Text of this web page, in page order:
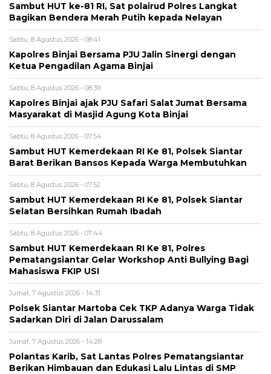
Sambut HUT ke-81 RI, Sat polairud Polres Langkat
Bagikan Bendera Merah Putih kepada Nelayan
Sabtu, 8 Agustus 2026 - 08:41
Kapolres Binjai Bersama PJU Jalin Sinergi dengan
Ketua Pengadilan Agama Binjai
Sabtu, 8 Agustus 2026 - 08:39
Kapolres Binjai ajak PJU Safari Salat Jumat Bersama
Masyarakat di Masjid Agung Kota Binjai
Sabtu, 8 Agustus 2026 - 07:54
Sambut HUT Kemerdekaan RI Ke 81, Polsek Siantar
Barat Berikan Bansos Kepada Warga Membutuhkan
Sabtu, 8 Agustus 2026 - 07:52
Sambut HUT Kemerdekaan RI Ke 81, Polsek Siantar
Selatan Bersihkan Rumah Ibadah
Sabtu, 8 Agustus 2026 - 07:44
Sambut HUT Kemerdekaan RI Ke 81, Polres
Pematangsiantar Gelar Workshop Anti Bullying Bagi
Mahasiswa FKIP USI
Jumat, 7 Agustus 2026 - 14:31
Polsek Siantar Martoba Cek TKP Adanya Warga Tidak
Sadarkan Diri di Jalan Darussalam
Jumat, 7 Agustus 2026 - 14:28
Polantas Karib, Sat Lantas Polres Pematangsiantar
Berikan Himbauan dan Edukasi Lalu Lintas di SMP